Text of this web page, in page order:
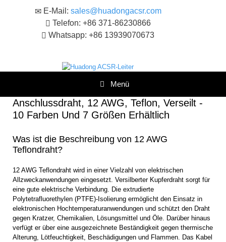
E-Mail: sales@huadongacsr.com
Telefon: +86 371-86230866
Whatsapp: +86 13939070673
Menü
Anschlussdraht, 12 AWG, Teflon, Verseilt -
10 Farben Und 7 Größen Erhältlich
Was ist die Beschreibung von 12 AWG
Teflondraht?
12 AWG Teflondraht wird in einer Vielzahl von elektrischen
Allzweckanwendungen eingesetzt. Versilberter Kupferdraht sorgt für
eine gute elektrische Verbindung. Die extrudierte
Polytetrafluorethylen (PTFE)-Isolierung ermöglicht den Einsatz in
elektronischen Hochtemperaturanwendungen und schützt den Draht
gegen Kratzer, Chemikalien, Lösungsmittel und Öle. Darüber hinaus
verfügt er über eine ausgezeichnete Beständigkeit gegen thermische
Alterung, Lötfeuchtigkeit, Beschädigungen und Flammen. Das Kabel